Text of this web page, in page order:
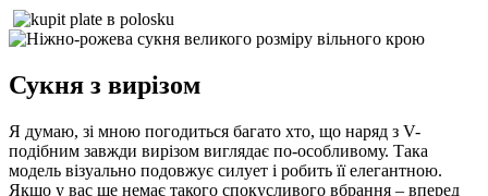
Сукня з вирізом
Я думаю, зі мною погодиться багато хто, що наряд з V-
подібним завжди вирізом виглядає по-особливому. Така
модель візуально подовжує силует і робить її елегантною.
Якщо у вас ще немає такого спокусливого вбрання – вперед